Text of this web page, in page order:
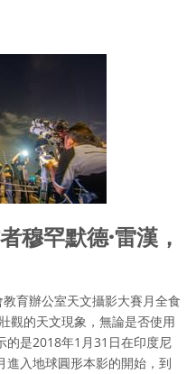
穆罕默德·雷漢，
育辦公室天文攝影大賽月全食
觀的天文現象，無論是否使用
的是2018年1月31日在印度尼
進入地球圓形本影的開始，到